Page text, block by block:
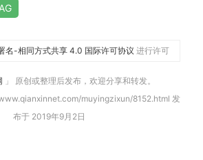
名-相同方式共享 4.0 国际许可协议 进行许可
」 原创或整理后发布，欢迎分享和转发。
muyingzixun/8152.html 发
布于 2019年9月2日